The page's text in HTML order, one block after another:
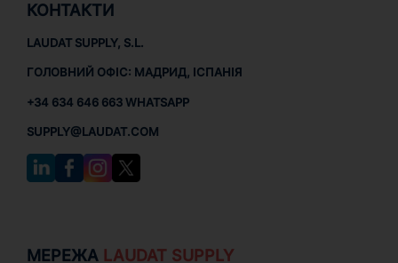
КОНТАКТИ
LAUDAT SUPPLY, S.L.
ГОЛОВНИЙ ОФІС: МАДРИД, ІСПАНІЯ
+34 634 646 663 WHATSAPP
SUPPLY@LAUDAT.COM
МЕРЕЖА LAUDAT SUPPLY